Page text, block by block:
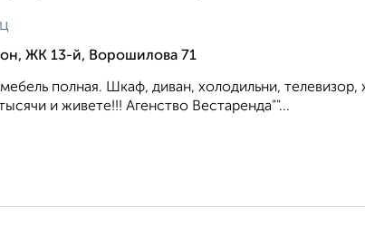
ЖК 13-й, Ворошилова 71
полная. Шкаф, диван, холодильни,
и живете!!! Агенство Вестаренда""...